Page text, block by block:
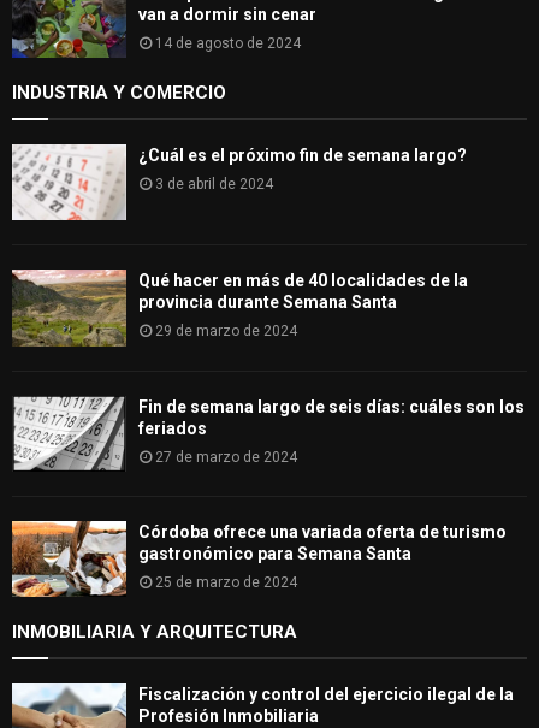
van a dormir sin cenar
14 de agosto de 2024
INDUSTRIA Y COMERCIO
¿Cuál es el próximo fin de semana largo?
3 de abril de 2024
Qué hacer en más de 40 localidades de la
provincia durante Semana Santa
29 de marzo de 2024
Fin de semana largo de seis días: cuáles son los
feriados
27 de marzo de 2024
Córdoba ofrece una variada oferta de turismo
gastronómico para Semana Santa
25 de marzo de 2024
INMOBILIARIA Y ARQUITECTURA
Fiscalización y control del ejercicio ilegal de la
Profesión Inmobiliaria